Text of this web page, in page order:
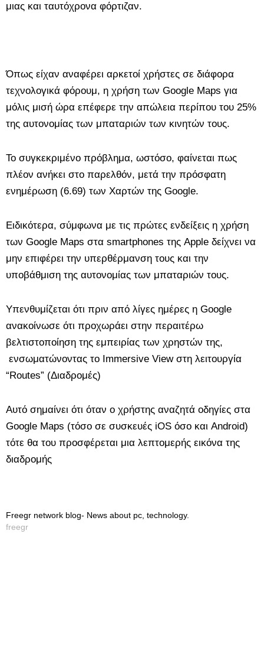
μιας και ταυτόχρονα φόρτιζαν.
Όπως είχαν αναφέρει αρκετοί χρήστες σε διάφορα
τεχνολογικά φόρουμ, η χρήση των Google Maps για
μόλις μισή ώρα επέφερε την απώλεια περίπου του 25%
της αυτονομίας των μπαταριών των κινητών τους.
Το συγκεκριμένο πρόβλημα, ωστόσο, φαίνεται πως
πλέον ανήκει στο παρελθόν, μετά την πρόσφατη
ενημέρωση (6.69) των Χαρτών της Google.
Ειδικότερα, σύμφωνα με τις πρώτες ενδείξεις η χρήση
των Google Maps στα smartphones της Apple δείχνει να
μην επιφέρει την υπερθέρμανση τους και την
υποβάθμιση της αυτονομίας των μπαταριών τους.
Υπενθυμίζεται ότι πριν από λίγες ημέρες η Google
ανακοίνωσε ότι προχωράει στην περαιτέρω
βελτιστοποίηση της εμπειρίας των χρηστών της,
ενσωματώνοντας το Immersive View στη λειτουργία
“Routes” (Διαδρομές)
Αυτό σημαίνει ότι όταν ο χρήστης αναζητά οδηγίες στα
Google Maps (τόσο σε συσκευές iOS όσο και Android)
τότε θα του προσφέρεται μια λεπτομερής εικόνα της
διαδρομής
Freegr network blog- News about pc, technology.
freegr